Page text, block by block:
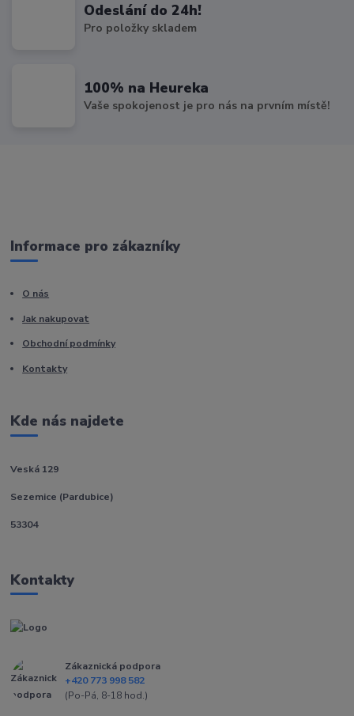
Odeslání do 24h!
Pro položky skladem
100% na Heureka
Vaše spokojenost je pro nás na prvním místě!
Informace pro zákazníky
O nás
Jak nakupovat
Obchodní podmínky
Kontakty
Kde nás najdete
Veská 129
Sezemice (Pardubice)
53304
Kontakty
Zákaznická podpora
+420 773 998 582
(Po-Pá, 8-18 hod.)